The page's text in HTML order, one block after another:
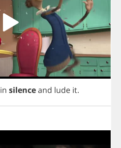
in silenceand lude it.